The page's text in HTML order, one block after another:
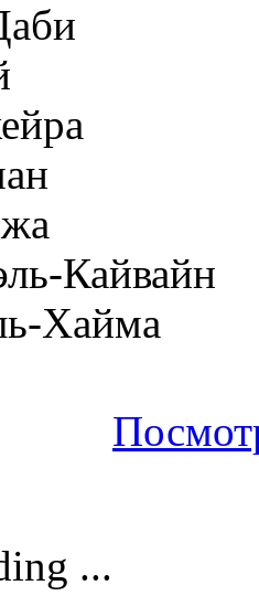
Кайвайн
Хайма
...